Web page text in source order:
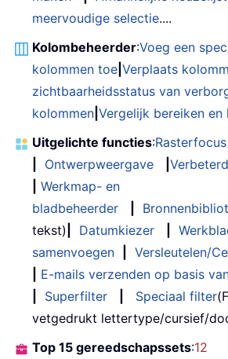
meervoudige selectie....
Kolombeheerder:Voeg een
kolommen toe Verplaats
zichtbaarheidsstatus van
kolommen Vergelijk bereiken en
Uitgelichte functies:Rasterfocus
Ontwerpweergave
Werkmap- en
bladbeheerder
tekst)
Datumkiezer
samenvoegen
Versleutelen/
E-mails verzenden op basis
Superfilter Speciaal filter
vetgedrukt lettertype/cursief/
Top 15 gereedschapssets:12